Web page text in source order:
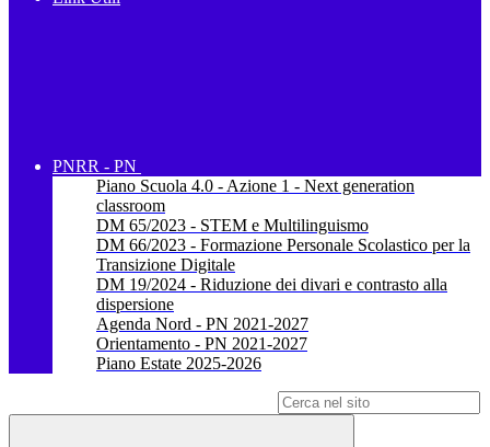
PNRR - PN
Piano Scuola 4.0 - Azione 1 - Next generation
classroom
DM 65/2023 - STEM e Multilinguismo
DM 66/2023 - Formazione Personale Scolastico per la
Transizione Digitale
DM 19/2024 - Riduzione dei divari e contrasto alla
dispersione
Agenda Nord - PN 2021-2027
Orientamento - PN 2021-2027
Piano Estate 2025-2026